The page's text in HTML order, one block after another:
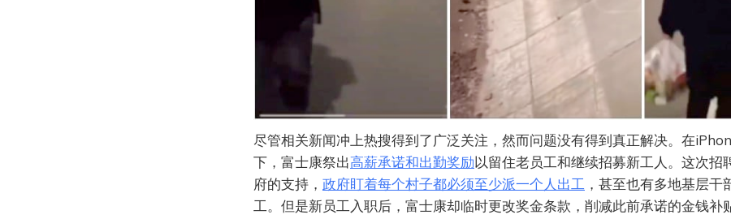
尽管相关新闻冲上热搜得到了广泛关注，然而问题没有得到真正解决。在
下，富士康祭出高薪承诺和出勤奖励以留住老员工和继续招募新工人。这次招
府的支持， 政府盯着每个村子都必须至少派一个人出工 ，甚至也有多地基层干
工。但是新员工入职后，富士康却临时更改奖金条款，削减此前承诺的金钱补